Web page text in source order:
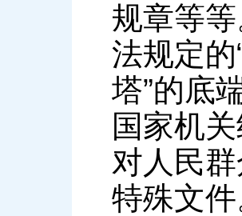
规章等
法规定的
塔”的底
国家机
对人民
特殊文